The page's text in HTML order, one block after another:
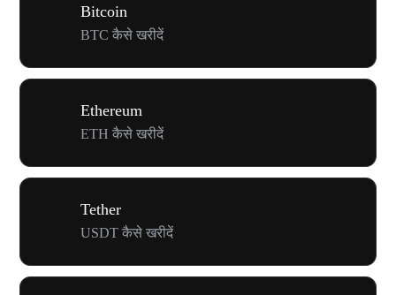
Bitcoin
BTC कैसे खरीदें
Ethereum
ETH कैसे खरीदें
Tether
USDT कैसे खरीदें